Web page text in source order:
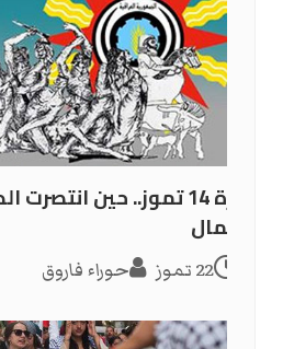
ثورة 14 تموز.. حين
العمال
22 تموز حوراء فاروق